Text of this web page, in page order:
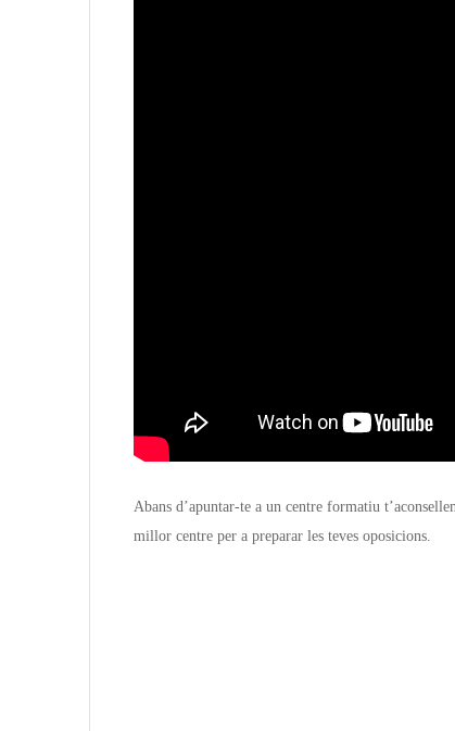
Abans d’apuntar-te a un centre formatiu
millor centre per a preparar les teves oposicions.